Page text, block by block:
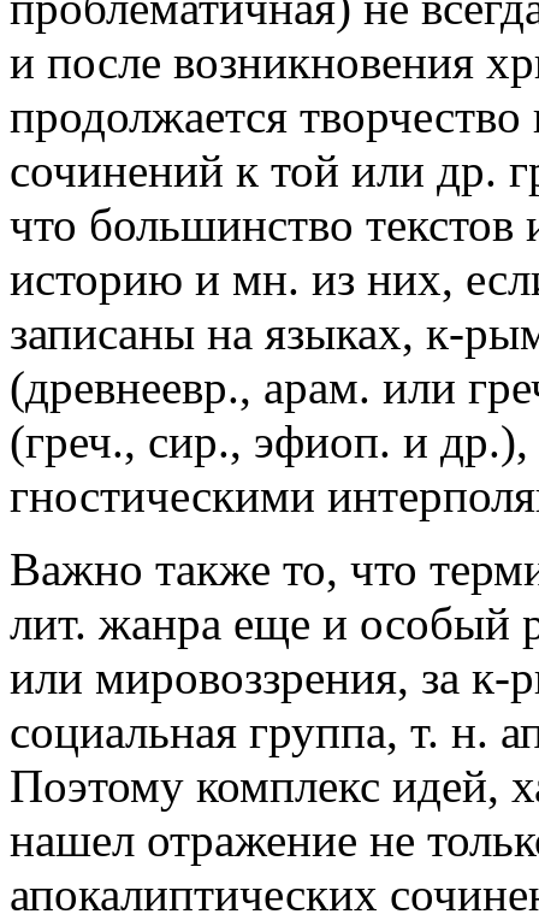
и после возникновения
продолжается
сочинений к той или др.
что большинство
историю и мн. из них,
записаны на языках, к-
(древнеевр., арам. или
(греч., сир., эфиоп. и
гностическими
Важно также то, что
лит. жанра еще и особый
или мировоззрения, за к-
социальная группа, т. н.
Поэтому комплекс идей,
нашел отражение не
апокалиптических